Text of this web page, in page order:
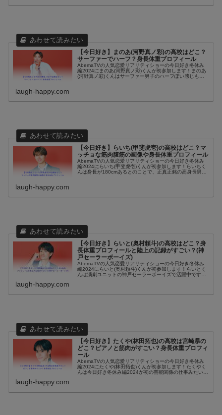
【今日好き】まのあ(河野真ノ彩)の高校はどこ？
サーファーでハーフ？身長体重プロフィール
AbemaTVの人気恋愛リアリティショーの今日好き冬休み
編2024にまのあ(河野真ノ彩)くんが初参加します！まのあ
(河野真ノ彩)くんはサーファー男子のハーフぽい感じもす
laugh-happy.com
【今日好き】らいち(甲斐虎壱)の高校はどこ？マ
ッチョな筋肉腹筋の画像や身長体重プロフィール
AbemaTVの人気恋愛リアリティショーの今日好き冬休み
編2024にらいち(甲斐虎壱)くんが初参加します！らいちく
んは身長が180cmあるとのことで、正真正銘の高身長男
laugh-happy.com
【今日好き】らいと(奥村頼斗)の高校はどこ？身
長体重プロフィールと陸上の記録がすごい？(神
戸セーラーボーイズ)
AbemaTVの人気恋愛リアリティショーの今日好き冬休み
編2024にらいと(奥村頼斗)くんが初参加します！らいとく
んは演劇ユニットの神戸セーラーボーイズで活躍中です。
laugh-happy.com
【今日好き】たくや(林田拓也)の高校は宮崎県の
どこ？ピアノと筋肉がすごい？身長体重プロフィ
ール
AbemaTVの人気恋愛リアリティショーの今日好き冬休み
編2024にたくや(林田拓也)くんが初参加します！たくやく
んは今日好き冬休み編2024が初の芸能関係の仕事みたいで
laugh-happy.com